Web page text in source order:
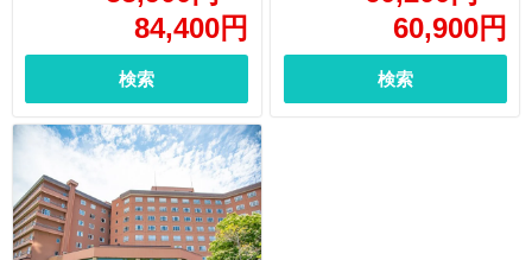
84,400円
検索
60,900円
検索